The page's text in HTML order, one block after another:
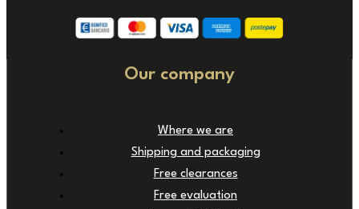
Our company
Where we are
Shipping and packaging
Free clearances
Free evaluation